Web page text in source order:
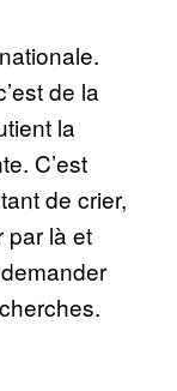
de la
la
C’est
de crier,
par là et